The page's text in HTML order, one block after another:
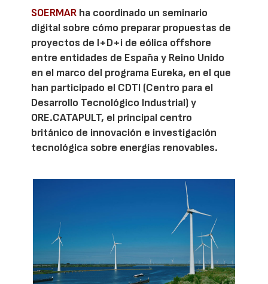
SOERMAR ha coordinado un seminario
digital sobre cómo preparar propuestas de
proyectos de I+D+i de eólica offshore
entre entidades de España y Reino Unido
en el marco del programa Eureka, en el que
han participado el CDTI (Centro para el
Desarrollo Tecnológico Industrial) y
ORE.CATAPULT, el principal centro
británico de innovación e investigación
tecnológica sobre energías renovables.